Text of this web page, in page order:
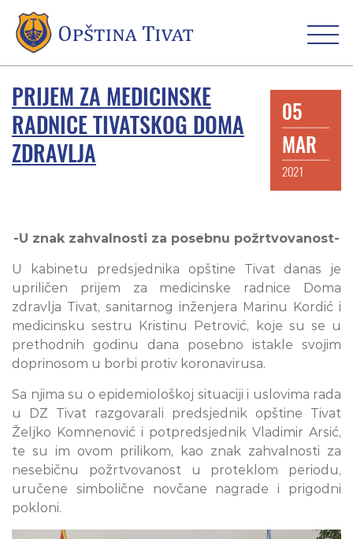
PRIJEM ZA MEDICINSKE
RADNICE TIVATSKOG DOMA
ZDRAVLJA
05
MAR
2021
-U znak zahvalnosti za posebnu požrtvovanost-
U kabinetu predsjednika opštine Tivat danas je
upriličen prijem za medicinske radnice Doma
zdravlja Tivat, sanitarnog inženjera Marinu Kordić i
medicinsku sestru Kristinu Petrović, koje su se u
prethodnih godinu dana posebno istakle svojim
doprinosom u borbi protiv koronavirusa.
Sa njima su o epidemiološkoj situaciji i uslovima rada
u DZ Tivat razgovarali predsjednik opštine Tivat
Željko Komnenović i potpredsjednik Vladimir Arsić,
te su im ovom prilikom, kao znak zahvalnosti za
nesebičnu požrtvovanost u proteklom periodu,
uručene simbolične novčane nagrade i prigodni
pokloni.